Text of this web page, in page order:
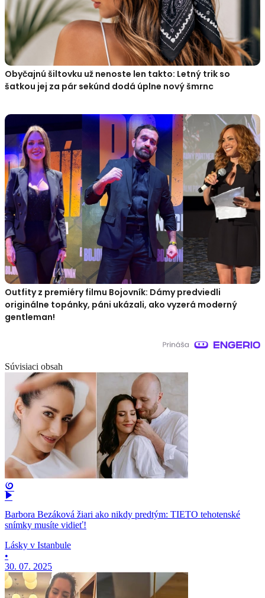
Obyčajnú šiltovku už nenoste len takto: Letný trik so
šatkou jej za pár sekúnd dodá úplne nový šmrnc
Outfity z premiéry filmu Bojovník: Dámy predviedli
originálne topánky, páni ukázali, ako vyzerá moderný
gentleman!
Súvisiaci obsah
Barbora Bezáková žiari ako nikdy predtým: TIETO tehotenské
snímky musíte vidieť!
Lásky v Istanbule
•
30. 07. 2025